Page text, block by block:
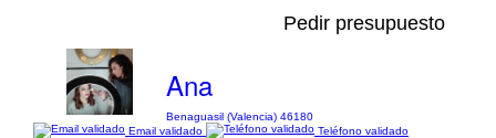
Pedir presupuesto
Ana
Benaguasil (Valencia) 46180
Email validado
Teléfono validado